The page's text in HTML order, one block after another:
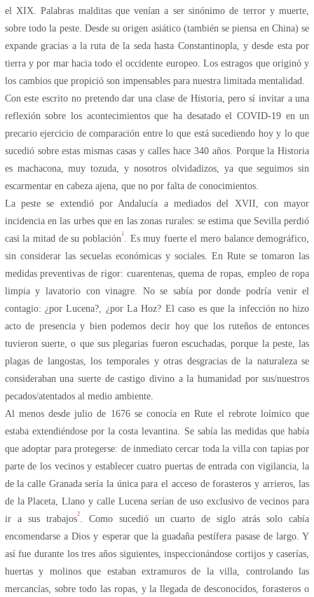
el XIX. Palabras malditas que venían a ser sinónimo de terror y muerte,
sobre todo la peste. Desde su origen asiático (también se piensa en China) se
expande gracias a la ruta de la seda hasta Constantinopla, y desde esta por
tierra y por mar hacia todo el occidente europeo. Los estragos que originó y
los cambios que propició son impensables para nuestra limitada mentalidad.
Con este escrito no pretendo dar una clase de Historia, pero sí invitar a una
reflexión sobre los acontecimientos que ha desatado el COVID-19 en un
precario ejercicio de comparación entre lo que está sucediendo hoy y lo que
sucedió sobre estas mismas casas y calles hace 340 años. Porque la Historia
es machacona, muy tozuda, y nosotros olvidadizos, ya que seguimos sin
escarmentar en cabeza ajena, que no por falta de conocimientos.
La peste se extendió por Andalucía a mediados del XVII, con mayor
incidencia en las urbes que en las zonas rurales: se estima que Sevilla perdió
casi la mitad de su población1. Es muy fuerte el mero balance demográfico,
sin considerar las secuelas económicas y sociales. En Rute se tomaron las
medidas preventivas de rigor: cuarentenas, quema de ropas, empleo de ropa
limpia y lavatorio con vinagre. No se sabía por donde podría venir el
contagio: ¿por Lucena?, ¿por La Hoz? El caso es que la infección no hizo
acto de presencia y bien podemos decir hoy que los ruteños de entonces
tuvieron suerte, o que sus plegarias fueron escuchadas, porque la peste, las
plagas de langostas, los temporales y otras desgracias de la naturaleza se
consideraban una suerte de castigo divino a la humanidad por sus/nuestros
pecados/atentados al medio ambiente.
Al menos desde julio de 1676 se conocía en Rute el rebrote loímico que
estaba extendiéndose por la costa levantina. Se sabía las medidas que había
que adoptar para protegerse: de inmediato cercar toda la villa con tapias por
parte de los vecinos y establecer cuatro puertas de entrada con vigilancia, la
de la calle Granada sería la única para el acceso de forasteros y arrieros, las
de la Placeta, Llano y calle Lucena serían de uso exclusivo de vecinos para
ir a sus trabajos2. Como sucedió un cuarto de siglo atrás solo cabía
encomendarse a Dios y esperar que la guadaña pestífera pasase de largo. Y
así fue durante los tres años siguientes, inspeccionándose cortijos y caserías,
huertas y molinos que estaban extramuros de la villa, controlando las
mercancías, sobre todo las ropas, y la llegada de desconocidos, forasteros o